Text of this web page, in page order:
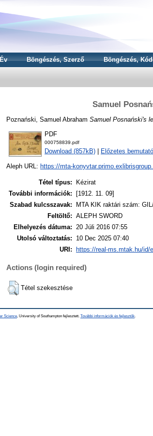
Böngészés, Szerző Böngészés,
Samuel
Poznański, Samuel Abraham Samuel Posnański's
PDF
000758839.pdf
Download (857kB) Előzetes bemutató
Aleph URL: https://mta-
Tétel típus:
Kézirat
További információk:
[1912. 11. 09]
Szabad kulcsszavak:
MTA KIK raktári szám:
Feltöltő: ALEPH SWORD
Elhelyezés dátuma: 20 Júli 2016 07:55
Utolsó változtatás:
10 Dec 2025 07:40
URI:
https://real-ms.mtak.hu/id/
Actions (login required)
Tétel szekesztése
Science , University of Southampton fejlesztett. További információk és fejlesztők